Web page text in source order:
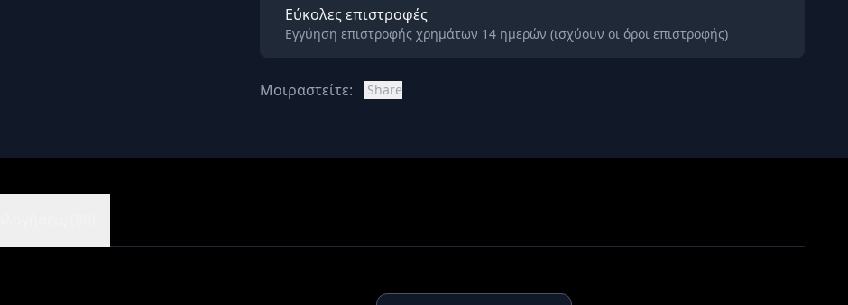
Εύκολες επιστροφές
Εγγύηση επιστροφής χρημάτων 14 ημερών (ισχύουν οι όροι επιστροφής)
Μοιραστείτε: Share